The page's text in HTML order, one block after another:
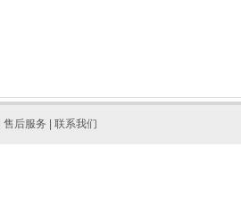
售后服务 联系我们